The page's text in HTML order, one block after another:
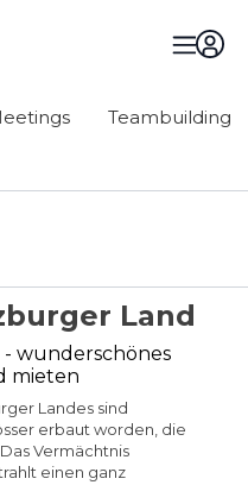
Teambuilding
Land
- wunderschönes
mieten
Landes sind
erbaut worden, die
Vermächtnis
einen ganz